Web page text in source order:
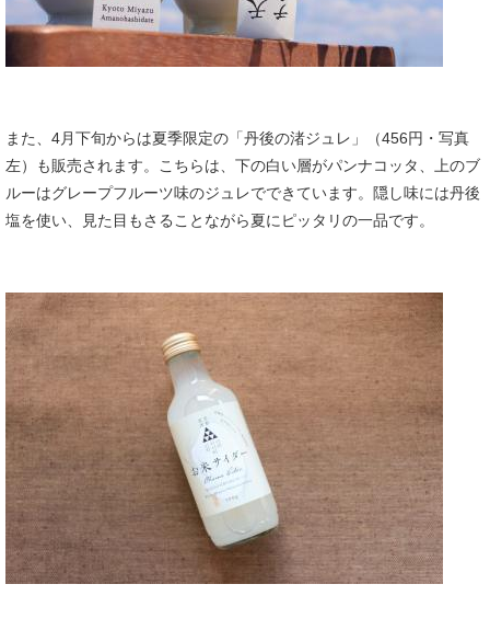
また、4月下旬からは夏季限定の「丹後の渚ジュレ」（456円・写真
左）も販売されます。こちらは、下の白い層がパンナコッタ、上のブ
ルーはグレープフルーツ味のジュレでできています。隠し味には丹後
塩を使い、見た目もさることながら夏にピッタリの一品です。